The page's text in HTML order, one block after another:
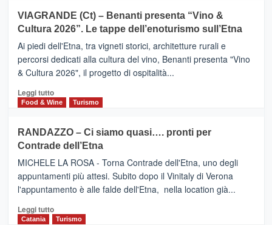
Anche
la
Alcantara
nei
primi
nella
classifica
IL
SAN
DOMENICO
PALACE
TAORMINA,
UN
HOTEL
FOUR
IL
NUOVO
SUMMER
CLUB
VIAGRANDE (Ct) – Benanti presenta “Vino &
Cultura 2026”. Le tappe dell’enoturismo sull’Etna
Ai piedi dell'Etna, tra vigneti storici, architetture rurali e
percorsi dedicati alla cultura del vino, Benanti presenta "Vino
& Cultura 2026", il progetto di ospitalità...
Leggi tuttoLeggi
di
VIAGRANDE
(Ct)
–
Benanti
presenta
“Vino
&
Cultura
Food & Wine Turismo
RANDAZZO – Ci siamo quasi…. pronti per
Contrade dell’Etna
MICHELE LA ROSA - Torna Contrade dell'Etna, uno degli
appuntamenti più attesi. Subito dopo il Vinitaly di Verona
l'appuntamento è alle falde dell'Etna, nella location già...
Leggi tuttoLeggi
di
Catania Turismo